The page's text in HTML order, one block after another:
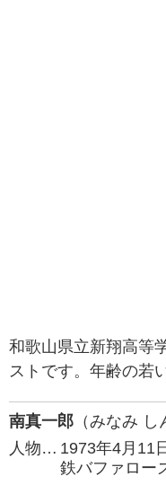
和歌山県立新翔高等
ストです。年齢の若
南真一郎 （みなみ し
人物… 1973年4月11
鉄バファロー